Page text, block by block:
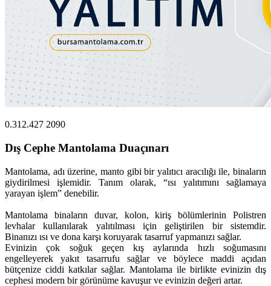
0.312.427 2090
Dış Cephe Mantolama Duaçınarı
Mantolama, adı üzerine, manto gibi bir yalıtıcı aracılığı ile, binaların
giydirilmesi işlemidir. Tanım olarak, “ısı yalıtımını sağlamaya
yarayan işlem” denebilir.
Mantolama binaların duvar, kolon, kiriş bölümlerinin Polistren
levhalar kullanılarak yalıtılması için geliştirilen bir sistemdir.
Binanızı ısı ve dona karşı koruyarak tasarruf yapmanızı sağlar.
Evinizin çok soğuk geçen kış aylarında hızlı soğumasını
engelleyerek yakıt tasarrufu sağlar ve böylece maddi açıdan
bütçenize ciddi katkılar sağlar. Mantolama ile birlikte evinizin dış
cephesi modern bir görünüme kavuşur ve evinizin değeri artar.